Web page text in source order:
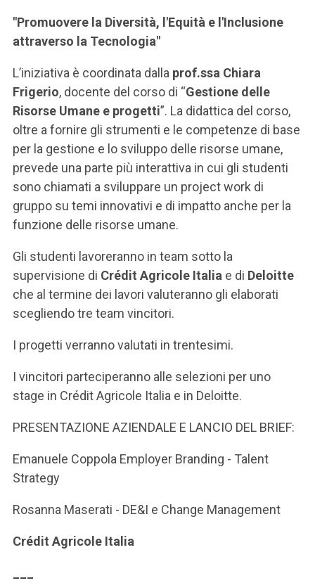
SEI UN DOCENTE O UN MEMBRO DELLO STAFF
ACCEDI A CLOUDMAIL
"Promuovere la Diversità, l'Equità e l'Inclusione
attraverso la Tecnologia"
L’iniziativa è coordinata dalla prof.ssa Chiara
Frigerio, docente del corso di “Gestione delle
Risorse Umane e progetti”. La didattica del corso,
oltre a fornire gli strumenti e le competenze di base
per la gestione e lo sviluppo delle risorse umane,
prevede una parte più interattiva in cui gli studenti
sono chiamati a sviluppare un project work di
gruppo su temi innovativi e di impatto anche per la
funzione delle risorse umane.
Gli studenti lavoreranno in team sotto la
supervisione di Crédit Agricole Italia e di Deloitte
che al termine dei lavori valuteranno gli elaborati
scegliendo tre team vincitori.
I progetti verranno valutati in trentesimi.
I vincitori parteciperanno alle selezioni per uno
stage in Crédit Agricole Italia e in Deloitte.
PRESENTAZIONE AZIENDALE E LANCIO DEL BRIEF:
Emanuele Coppola Employer Branding - Talent
Strategy
Rosanna Maserati - DE&I e Change Management
Crédit Agricole Italia